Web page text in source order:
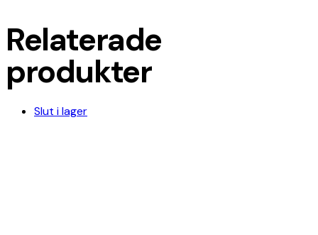
Relaterade
produkter
Slut i lager